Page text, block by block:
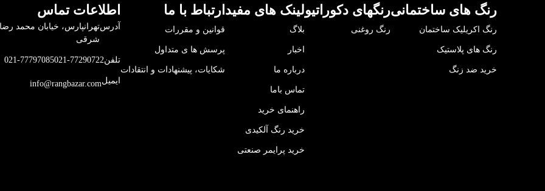
رنگ های ساختمانی
رنگ اکریلیک ساختمان
رنگ های پلاستیک
خرید ضد زنگ
رنگهای دکوراتیو
رنگ روغنی
لینک های مفید
بلاگ
اخبار
درباره ما
تماس باما
راهنمای خرید
خرید رنگ آلکیدی
خرید پرایمر صنعتی
ارتباط با ما
قوانین و مقررات
پرسش ها ی متداول
شکایات، پیشنهادات و انتقادات
اطلاعات تماس
آدرس
شرقی
تلفن021-77290722
021-77797085
ایمیلinfo@rangbazar.com